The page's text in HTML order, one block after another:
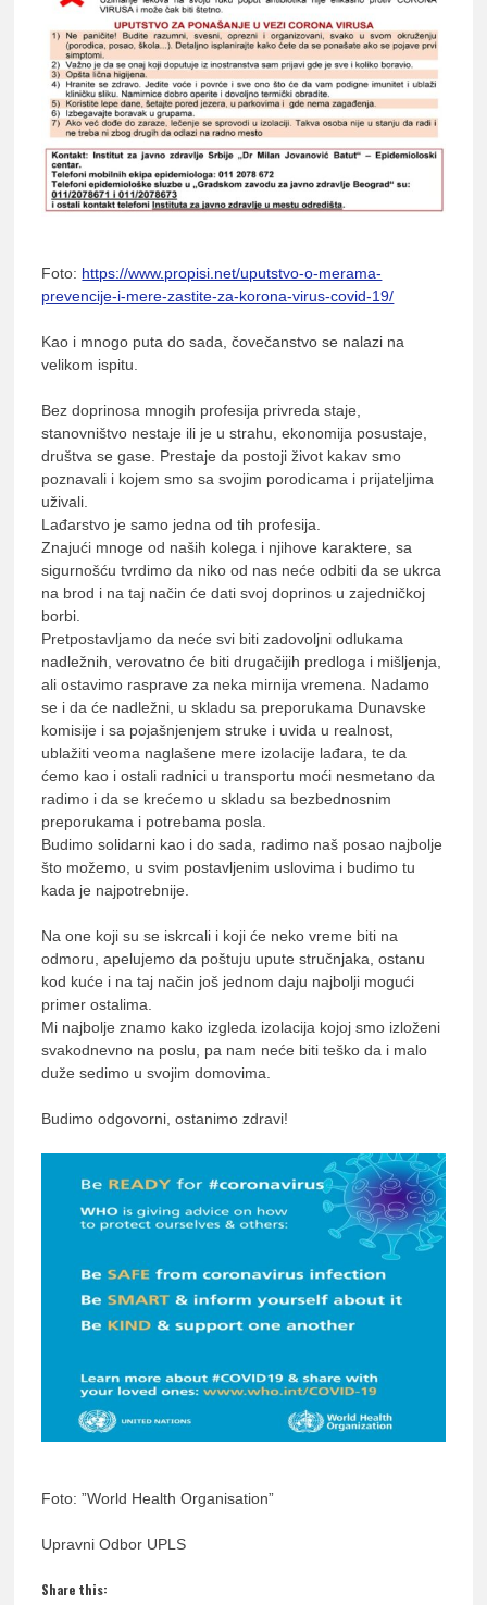
Foto: https://www.propisi.net/uputstvo-o-merama-
prevencije-i-mere-zastite-za-korona-virus-covid-19/
Kao i mnogo puta do sada, čovečanstvo se nalazi na
velikom ispitu.
Bez doprinosa mnogih profesija privreda staje,
stanovništvo nestaje ili je u strahu, ekonomija posustaje,
društva se gase. Prestaje da postoji život kakav smo
poznavali i kojem smo sa svojim porodicama i prijateljima
uživali.
Lađarstvo je samo jedna od tih profesija.
Znajući mnoge od naših kolega i njihove karaktere, sa
sigurnošću tvrdimo da niko od nas neće odbiti da se ukrca
na brod i na taj način će dati svoj doprinos u zajedničkoj
borbi.
Pretpostavljamo da neće svi biti zadovoljni odlukama
nadležnih, verovatno će biti drugačijih predloga i mišljenja,
ali ostavimo rasprave za neka mirnija vremena. Nadamo
se i da će nadležni, u skladu sa preporukama Dunavske
komisije i sa pojašnjenjem struke i uvida u realnost,
ublažiti veoma naglašene mere izolacije lađara, te da
ćemo kao i ostali radnici u transportu moći nesmetano da
radimo i da se krećemo u skladu sa bezbednosnim
preporukama i potrebama posla.
Budimo solidarni kao i do sada, radimo naš posao najbolje
što možemo, u svim postavljenim uslovima i budimo tu
kada je najpotrebnije.
Na one koji su se iskrcali i koji će neko vreme biti na
odmoru, apelujemo da poštuju upute stručnjaka, ostanu
kod kuće i na taj način još jednom daju najbolji mogući
primer ostalima.
Mi najbolje znamo kako izgleda izolacija kojoj smo izloženi
svakodnevno na poslu, pa nam neće biti teško da i malo
duže sedimo u svojim domovima.
Budimo odgovorni, ostanimo zdravi!
Foto: ”World Health Organisation”
Upravni Odbor UPLS
Share this: